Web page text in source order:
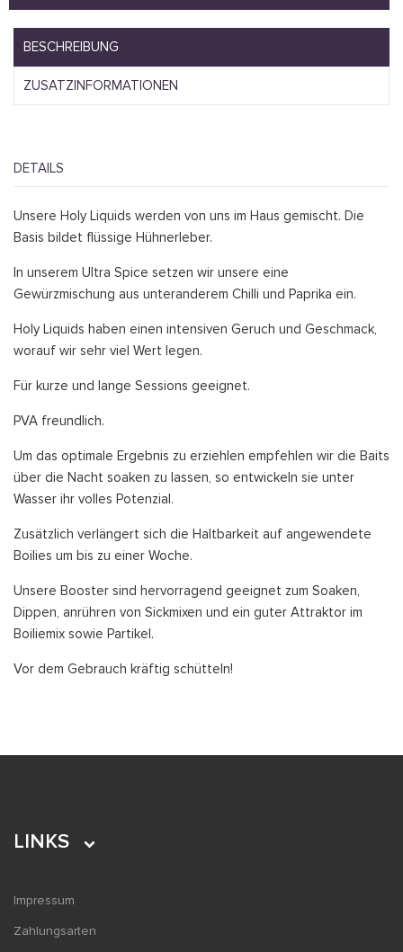
BESCHREIBUNG
ZUSATZINFORMATIONEN
DETAILS
Unsere Holy Liquids werden von uns im Haus gemischt. Die
Basis bildet flüssige Hühnerleber.
In unserem Ultra Spice setzen wir unsere eine
Gewürzmischung aus unteranderem Chilli und Paprika ein.
Holy Liquids haben einen intensiven Geruch und Geschmack,
worauf wir sehr viel Wert legen.
Für kurze und lange Sessions geeignet.
PVA freundlich.
Um das optimale Ergebnis zu erziehlen empfehlen wir die Baits
über die Nacht soaken zu lassen, so entwickeln sie unter
Wasser ihr volles Potenzial.
Zusätzlich verlängert sich die Haltbarkeit auf angewendete
Boilies um bis zu einer Woche.
Unsere Booster sind hervorragend geeignet zum Soaken,
Dippen, anrühren von Sickmixen und ein guter Attraktor im
Boiliemix sowie Partikel.
Vor dem Gebrauch kräftig schütteln!
LINKS
Impressum
Zahlungsarten